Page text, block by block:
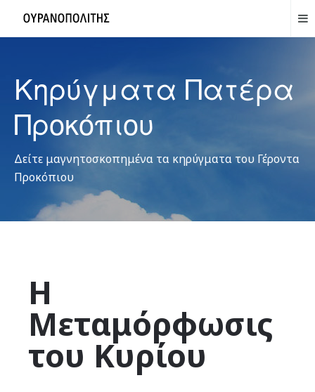
Κηρύγματα Πατέρα
Προκόπιου
Δείτε μαγνητοσκοπημένα τα κηρύγματα του Γέροντα
Προκόπιου
Η
Μεταμόρφωσις
του Κυρίου